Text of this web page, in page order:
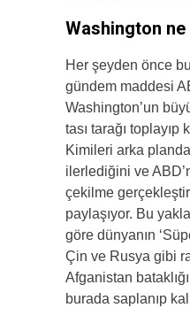
Washington
Her şeyden önce
gündem maddesi
Washington’un
tası tarağı toplayıp
Kimileri arka
ilerlediğini ve
çekilme
paylaşıyor. Bu
göre dünyanın
Çin ve Rusya gibi
Afganistan
burada saplanıp